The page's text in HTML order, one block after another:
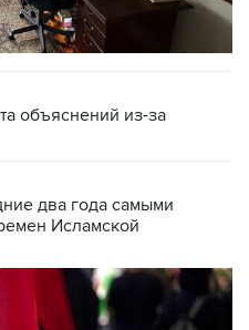
объяснений из-за
два года самыми
Исламской